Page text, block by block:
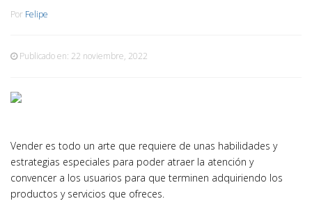
Por Felipe
Publicado en: 22 noviembre, 2022
Vender es todo un arte que requiere de unas habilidades y
estrategias especiales para poder atraer la atención y
convencer a los usuarios para que terminen adquiriendo los
productos y servicios que ofreces.